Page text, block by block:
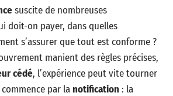
suscite de nombreuses
doit-on payer, dans quelles
s’assurer que tout est conforme ?
manient des règles précises,
cédé, l’expérience peut vite tourner
par lanotification : la